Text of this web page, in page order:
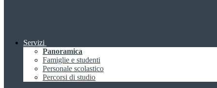
Servizi
Panoramica
Famiglie e studenti
Personale scolastico
Percorsi di studio